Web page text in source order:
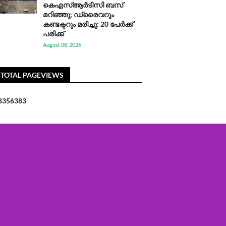
കെഎസ്ആര്‍ടിസി ബസ്
മറിഞ്ഞു; ഡ്രൈവറും
കണ്ടക്ടറും മരിച്ചു: 20 പേര്‍ക്ക്
പരിക്ക്
August 08, 2026
TOTAL PAGEVIEWS
356383